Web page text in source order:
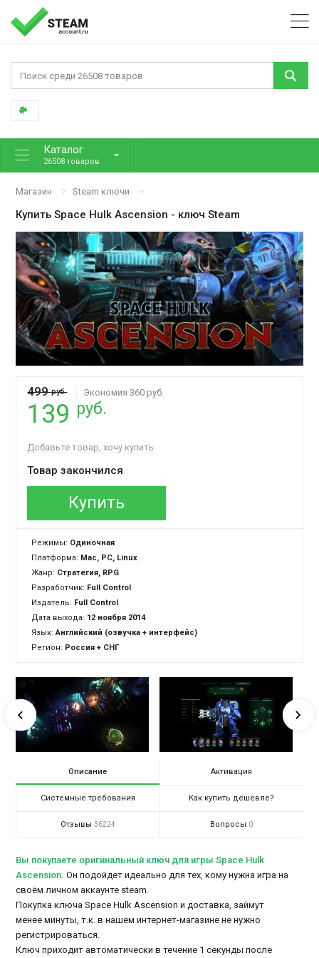
Каталог
26508 товаров
Магазин Steam ключи
КупитьSpace Hulk Ascension - ключ Steam
499руб. Экономия 360 руб.
139 руб.
Добавьте товар, хочу купить
Товар закончился
Купить
Режимы: Одиночная
Платформа: Mac, PC, Linux
Жанр: Стратегия, RPG
Разработчик: Full Control
Издатель: Full Control
Дата выхода: 12 ноября 2014
Язык:Английский (озвучка + интерфейс)
Регион: Россия + СНГ
Описание Активация
Системные требования Как купить дешевле?
Отзывы 36224 Вопросы 0
Вы покупаете оригинальный ключ для игры Space Hulk
Ascension. Он подойдет идеально для тех, кому нужна игра на
своём личном аккаунте steam.
Покупка ключа Space Hulk Ascension и доставка, займут
менее минуты, т.к. в нашем интернет-магазине не нужно
регистрироваться.
Ключ приходит автоматически в течение 1 секунды после